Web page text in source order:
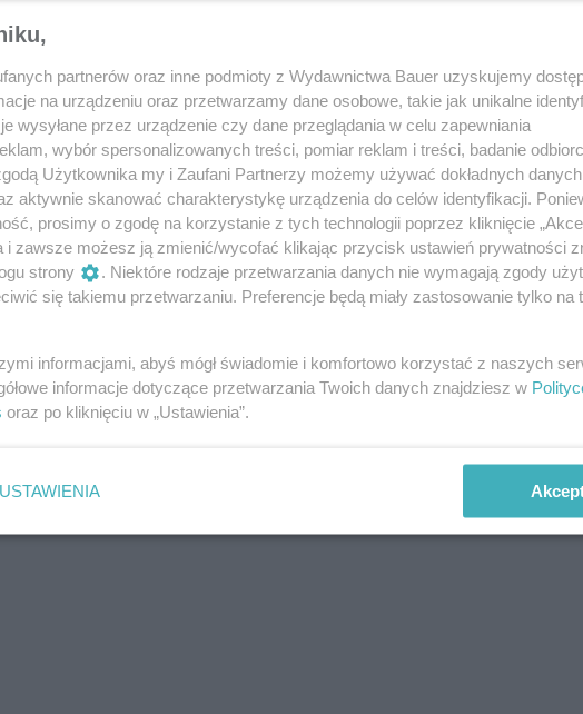
nr 30/1997
Bo nie wywołuje
nudny.Ciekawe, bo kompakt z owalem na grillu
się modeli w segmencie C. Odmiany ST
którzy – nie bez racji – twierdzą, że taki np. Focus
auto wszech czasów. Nie brzmi to zbyt
partnerów oraz inne podmioty z Wydawnictwa Bauer uzyskujemy
na urządzeniu oraz przetwarzamy dane osobowe, takie jak unikalne
wysyłane przez urządzenie czy dane przeglądania w celu zapewniania
wybór spersonalizowanych treści, pomiar reklam i treści, badanie
Użytkownika my i Zaufani Partnerzy możemy używać dokładnych danych
aktywnie skanować charakterystykę urządzenia do celów identyfikacji.
prosimy o zgodę na korzystanie z tych technologii poprzez kliknięcie
i zawsze możesz ją zmienić/wycofać klikając przycisk ustawień prywatności
strony
. Niektóre rodzaje przetwarzania danych nie wymagają zgody
się takiemu przetwarzaniu. Preferencje będą miały zastosowanie tylko na
informacjami, abyś mógł świadomie i komfortowo korzystać z naszych
informacje dotyczące przetwarzania Twoich danych znajdziesz w
oraz po kliknięciu w „Ustawienia”.
USTAWIENIA